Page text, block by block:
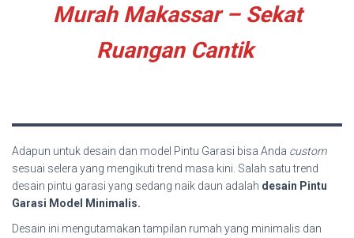
Murah Makassar – Sekat
Ruangan Cantik
Adapun untuk desain dan model Pintu Garasi bisa Anda custom
sesuai selera yang mengikuti trend masa kini. Salah satu trend
desain pintu garasi yang sedang naik daun adalah desain Pintu
Garasi Model Minimalis.
Desain ini mengutamakan tampilan rumah yang minimalis dan